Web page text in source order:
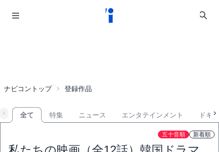
ナビコントップ 登録作品
全て 特集 ニュース エンタテインメント ドキ
五十音順 新着順